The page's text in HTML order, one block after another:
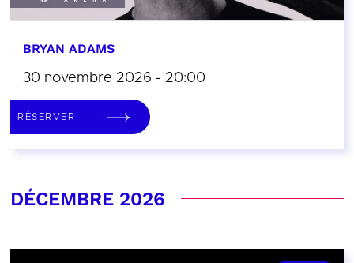
BRYAN ADAMS
30 novembre 2026 - 20:00
RÉSERVER
DÉCEMBRE 2026